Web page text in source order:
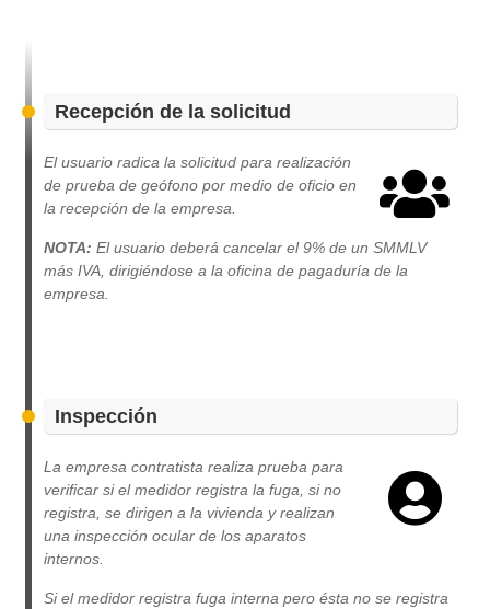
Recepción de la solicitud
El usuario radica la solicitud para realización
de prueba de geófono por medio de oficio en
la recepción de la empresa.
NOTA: El usuario deberá cancelar el 9% de un SMMLV
más IVA, dirigiéndose a la oficina de pagaduría de la
empresa.
Inspección
La empresa contratista realiza prueba para
verificar si el medidor registra la fuga, si no
registra, se dirigen a la vivienda y realizan
una inspección ocular de los aparatos
internos.
Si el medidor registra fuga interna pero ésta no se registra